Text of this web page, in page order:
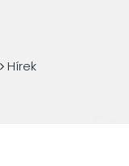
Hírek